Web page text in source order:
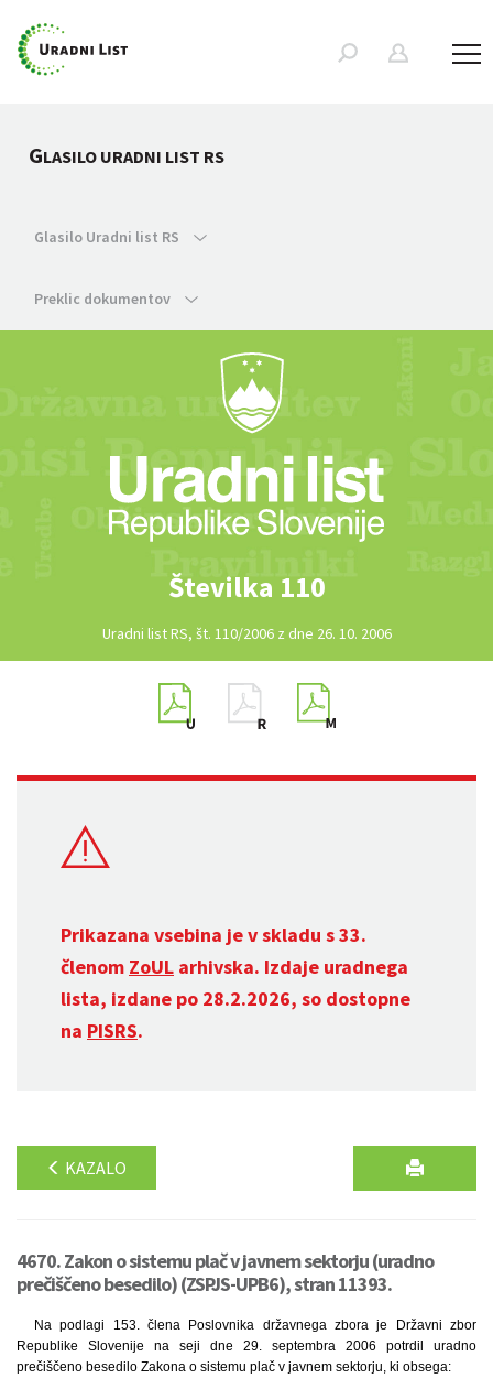
GLASILO URADNI LIST RS
Glasilo Uradni list RS
Preklic dokumentov
Številka 110
Uradni list RS, št. 110/2006 z dne 26. 10. 2006
Prikazana vsebina je v skladu s 33.
členom ZoUL arhivska. Izdaje uradnega
lista, izdane po 28.2.2026, so dostopne
na PISRS.
KAZALO
4670. Zakon o sistemu plač v javnem sektorju (uradno
prečiščeno besedilo) (ZSPJS-UPB6), stran 11393.
Na podlagi 153. člena Poslovnika državnega zbora je Državni zbor
Republike Slovenije na seji dne 29. septembra 2006 potrdil uradno
prečiščeno besedilo Zakona o sistemu plač v javnem sektorju, ki obsega: